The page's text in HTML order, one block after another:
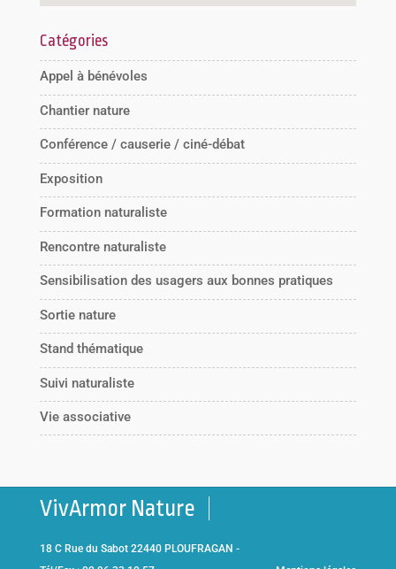
Catégories
Appel à bénévoles
Chantier nature
Conférence / causerie / ciné-débat
Exposition
Formation naturaliste
Rencontre naturaliste
Sensibilisation des usagers aux bonnes pratiques
Sortie nature
Stand thématique
Suivi naturaliste
Vie associative
VivArmor Nature
18 C Rue du Sabot 22440 PLOUFRAGAN -